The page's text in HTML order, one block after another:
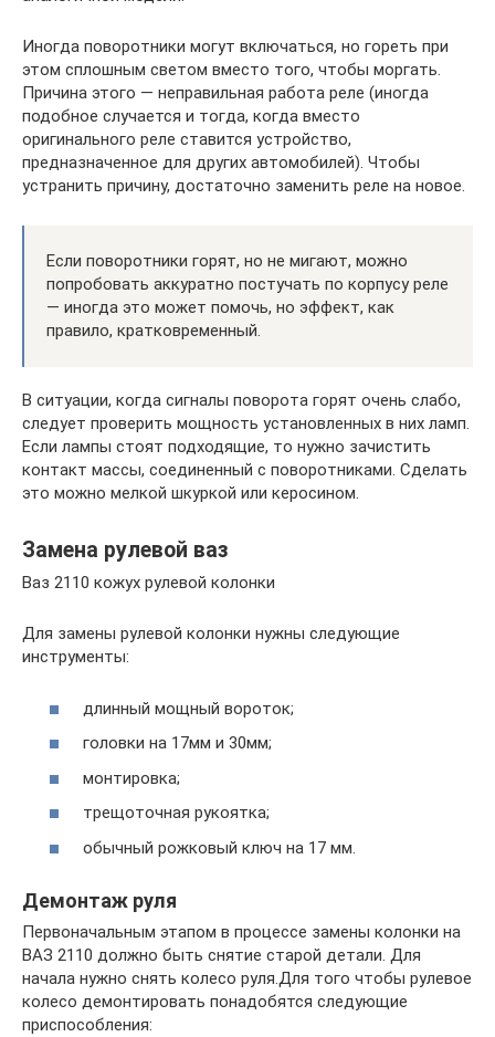
Иногда поворотники могут включаться, но гореть при
этом сплошным светом вместо того, чтобы моргать.
Причина этого — неправильная работа реле (иногда
подобное случается и тогда, когда вместо
оригинального реле ставится устройство,
предназначенное для других автомобилей). Чтобы
устранить причину, достаточно заменить реле на новое.
Если поворотники горят, но не мигают, можно
попробовать аккуратно постучать по корпусу реле
— иногда это может помочь, но эффект, как
правило, кратковременный.
В ситуации, когда сигналы поворота горят очень слабо,
следует проверить мощность установленных в них ламп.
Если лампы стоят подходящие, то нужно зачистить
контакт массы, соединенный с поворотниками. Сделать
это можно мелкой шкуркой или керосином.
Замена рулевой ваз
Ваз 2110 кожух рулевой колонки
Для замены рулевой колонки нужны следующие
инструменты:
длинный мощный вороток;
головки на 17мм и 30мм;
монтировка;
трещоточная рукоятка;
обычный рожковый ключ на 17 мм.
Демонтаж руля
Первоначальным этапом в процессе замены колонки на
ВАЗ 2110 должно быть снятие старой детали. Для
начала нужно снять колесо руля.Для того чтобы рулевое
колесо демонтировать понадобятся следующие
приспособления: